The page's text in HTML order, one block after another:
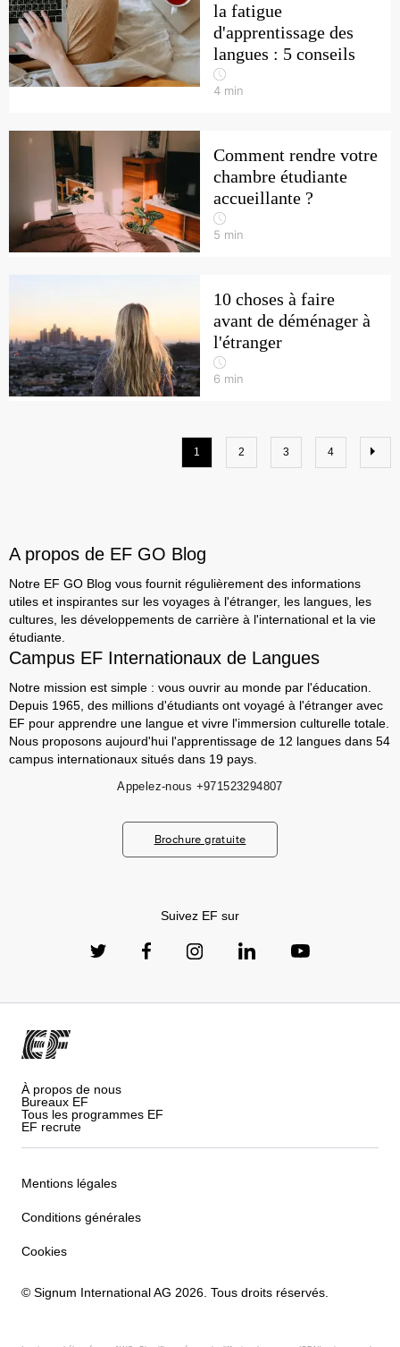
la fatigue
d'apprentissage des
langues : 5 conseils
4 min
Comment rendre votre
chambre étudiante
accueillante ?
5 min
10 choses à faire
avant de déménager à
l'étranger
6 min
1 2 3 4
A propos de EF GO Blog
Notre EF GO Blog vous fournit régulièrement des informations
utiles et inspirantes sur les voyages à l'étranger, les langues, les
cultures, les développements de carrière à l'international et la vie
étudiante.
Campus EF Internationaux de Langues
Notre mission est simple : vous ouvrir au monde par l'éducation.
Depuis 1965, des millions d'étudiants ont voyagé à l'étranger avec
EF pour apprendre une langue et vivre l'immersion culturelle totale.
Nous proposons aujourd'hui l'apprentissage de 12 langues dans 54
campus internationaux situés dans 19 pays.
Appelez-nous +971523294807
Brochure gratuite
Suivez EF sur
À propos de nous
Bureaux EF
Tous les programmes EF
EF recrute
Mentions légales
Conditions générales
Cookies
© Signum International AG 2026. Tous droits réservés.